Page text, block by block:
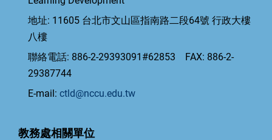
地址: 11605 台北市文山區指南路二段64號 行政大樓
八樓
聯絡電話: 886-2-29393091#62853 FAX: 886-2-
29387744
E-mail: ctld@nccu.edu.tw
教務處相關單位